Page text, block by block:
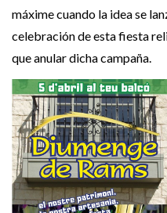
máxime cuando la idea se
celebración de esta fiesta
que anular dicha campaña.